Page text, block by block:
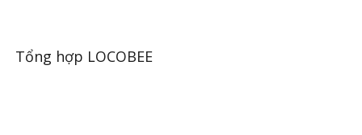
Tổng hợp LOCOBEE